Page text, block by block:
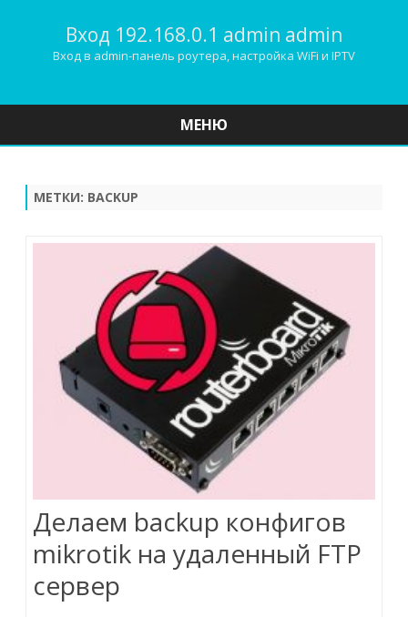
Вход 192.168.0.1 admin admin
Вход в admin-панель роутера, настройка WiFi и IPTV
МЕНЮ
МЕТКИ: BACKUP
Делаем backup конфигов
mikrotik на удаленный FTP
сервер